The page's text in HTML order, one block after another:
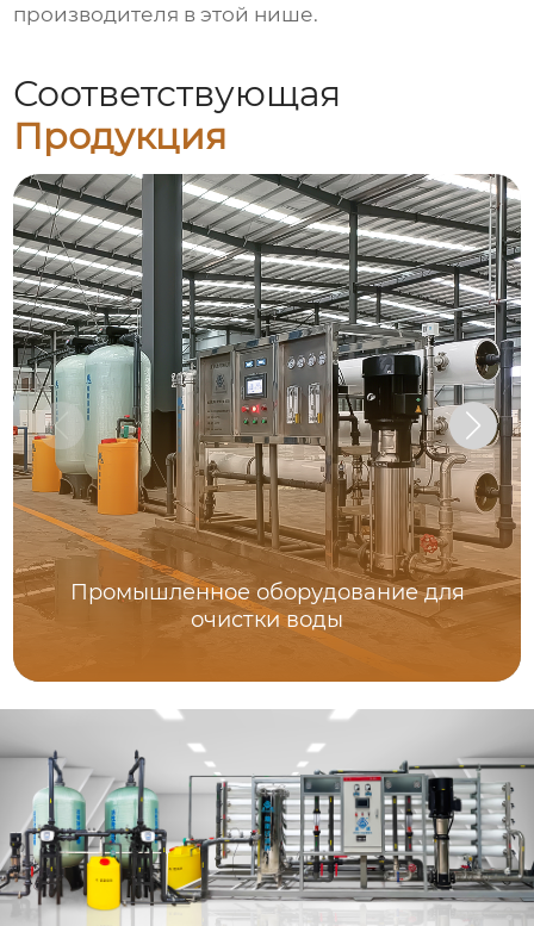
производителя в этой нише.
Соответствующая
Продукция
Промышленное оборудование для
очистки воды